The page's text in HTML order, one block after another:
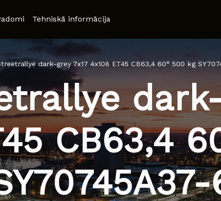
Tehniskā informācija
dark-grey 7x17 4x108 ET45 CB63,4 60° 500 kg
CB63,4